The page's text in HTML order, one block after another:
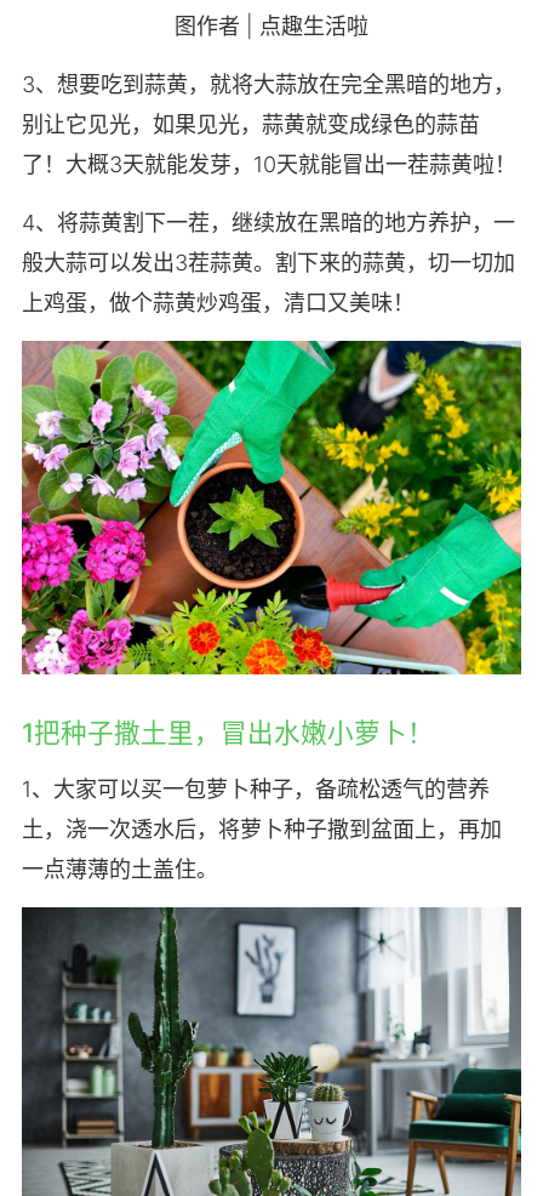
图作者 | 点趣生活啦
3、想要吃到蒜黄，就将大蒜放在完全黑暗的地方，
别让它见光，如果见光，蒜黄就变成绿色的蒜苗
了！大概3天就能发芽，10天就能冒出一茬蒜黄啦！
4、将蒜黄割下一茬，继续放在黑暗的地方养护，一
般大蒜可以发出3茬蒜黄。割下来的蒜黄，切一切加
上鸡蛋，做个蒜黄炒鸡蛋，清口又美味！
1把种子撒土里，冒出水嫩小萝卜！
1、大家可以买一包萝卜种子，备疏松透气的营养
土，浇一次透水后，将萝卜种子撒到盆面上，再加
一点薄薄的土盖住。